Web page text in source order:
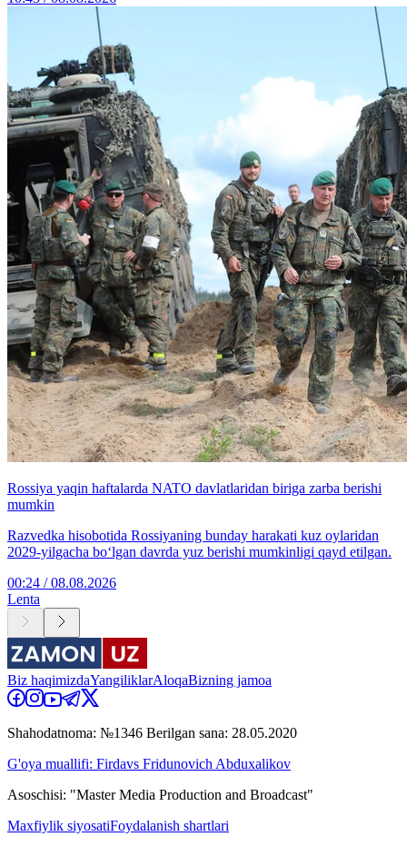
Rossiya yaqin haftalarda NATO davlatlaridan biriga zarba berishi
mumkin
Razvedka hisobotida Rossiyaning bunday harakati kuz oylaridan
2029-yilgacha bo‘lgan davrda yuz berishi mumkinligi qayd etilgan.
00:24 / 08.08.2026
Lenta
Biz haqimizdaYangiliklarAloqaBizning jamoa
Shahodatnoma: №1346 Berilgan sana: 28.05.2020
G'oya muallifi: Firdavs Fridunovich Abduxalikov
Asoschisi: "Master Media Production and Broadcast"
Maxfiylik siyosatiFoydalanish shartlari